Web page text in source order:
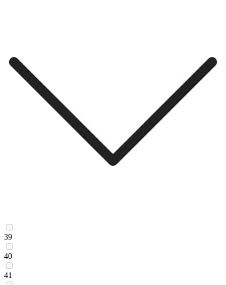
39
40
41